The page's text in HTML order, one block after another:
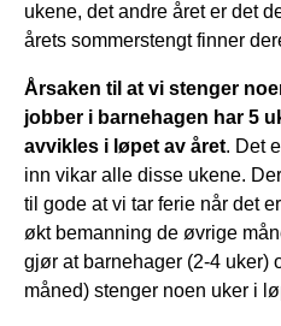
ukene, det andre året er det
årets sommerstengt finner
Årsaken til at vi stenger
jobber i barnehagen har 5
avvikles i løpet av året. Det
inn vikar alle disse ukene.
til gode at vi tar ferie når det
økt bemanning de øvrige
gjør at barnehager (2-4 uker)
måned) stenger noen uker i